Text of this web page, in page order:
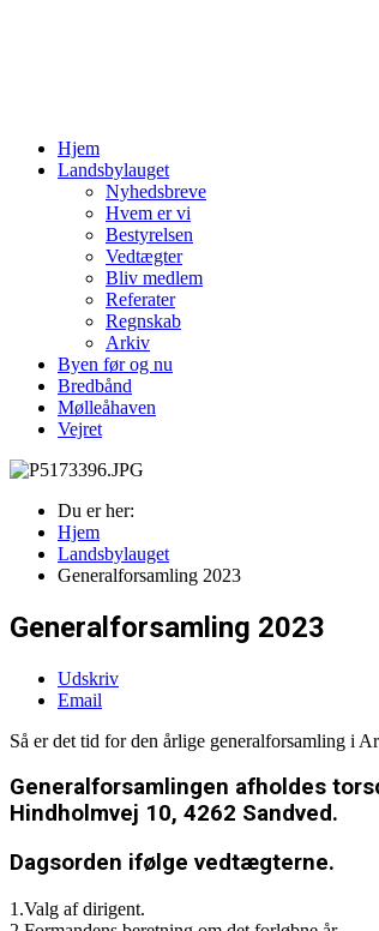
Hjem
Landsbylauget
Nyhedsbreve
Hvem er vi
Bestyrelsen
Vedtægter
Bliv medlem
Referater
Regnskab
Arkiv
Byen før og nu
Bredbånd
Mølleåhaven
Vejret
Du er her:
Hjem
Landsbylauget
Generalforsamling 2023
Generalforsamling 2023
Udskriv
Email
Så er det tid for den årlige generalforsamling i
Generalforsamlingen afholdes
Hindholmvej 10, 4262 Sandved.
Dagsorden ifølge vedtægterne.
1.Valg af dirigent.